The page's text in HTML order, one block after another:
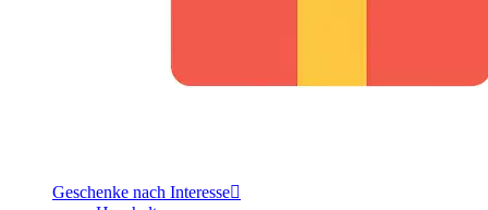
Geschenke nach Interesse